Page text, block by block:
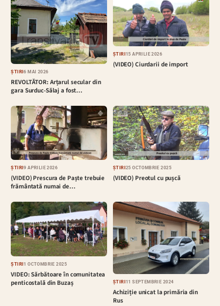
ȘTIRI6 MAI 2026
REVOLTĂTOR: Arțarul secular din
gara Surduc-Sălaj a fost…
ȘTIRI15 APRILIE 2026
(VIDEO) Ciurdarii de import
ȘTIRI9 APRILIE 2026
(VIDEO) Prescura de Paște trebuie
frământată numai de…
ȘTIRI25 OCTOMBRIE 2025
(VIDEO) Preotul cu pușcă
ȘTIRI1 OCTOMBRIE 2025
VIDEO: Sărbătoare în comunitatea
penticostală din Buzaș
ȘTIRI11 SEPTEMBRIE 2024
Achiziție unicat la primăria din
Rus